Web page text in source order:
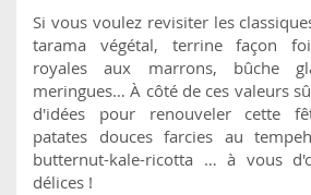
Si vous voulez revisiter les
tarama végétal, terrine façon
royales aux marrons, bûche
meringues… À côté de ces valeurs
d'idées pour renouveler cette
patates douces farcies au
butternut-kale-ricotta … à vous
délices !